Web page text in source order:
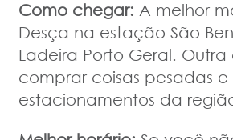
Como chegar: A melhor
Desça na estação São
Ladeira Porto Geral.
comprar coisas pesadas
estacionamentos da